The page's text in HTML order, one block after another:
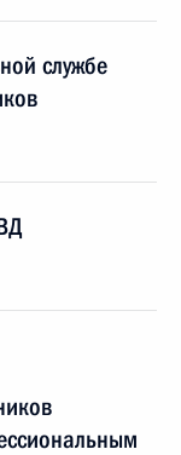
службе